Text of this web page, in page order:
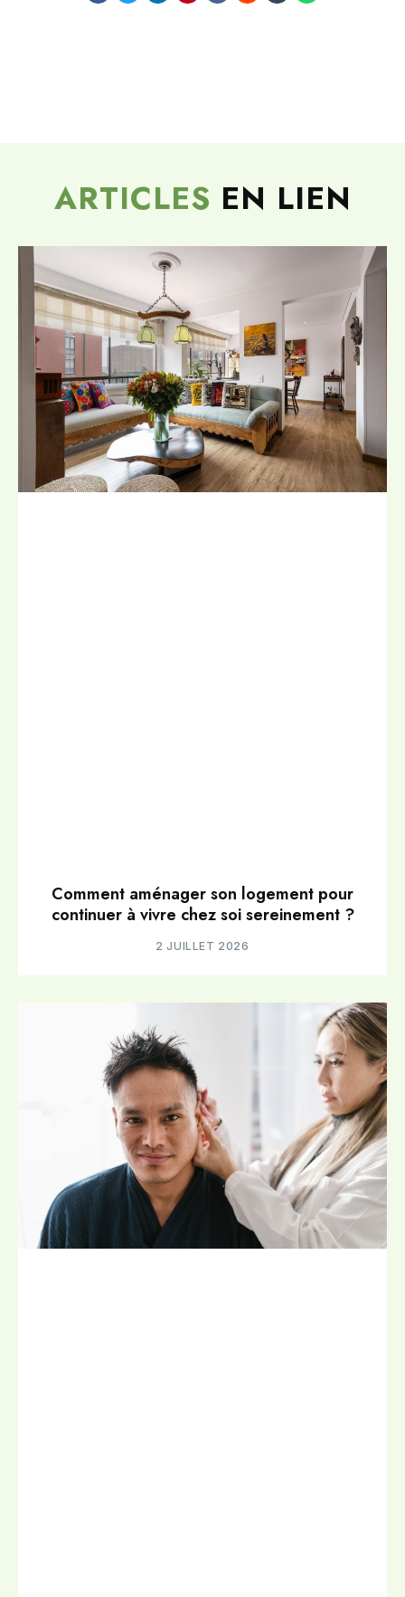
ARTICLES EN LIEN
Comment aménager son logement pour
continuer à vivre chez soi sereinement ?
2 JUILLET 2026